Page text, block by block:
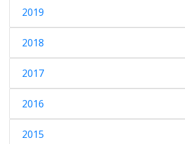
2019
2018
2017
2016
2015